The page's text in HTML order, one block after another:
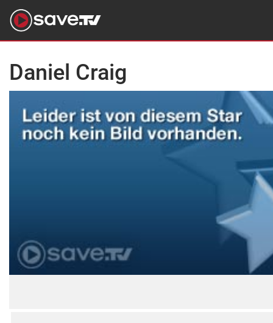
Daniel Craig